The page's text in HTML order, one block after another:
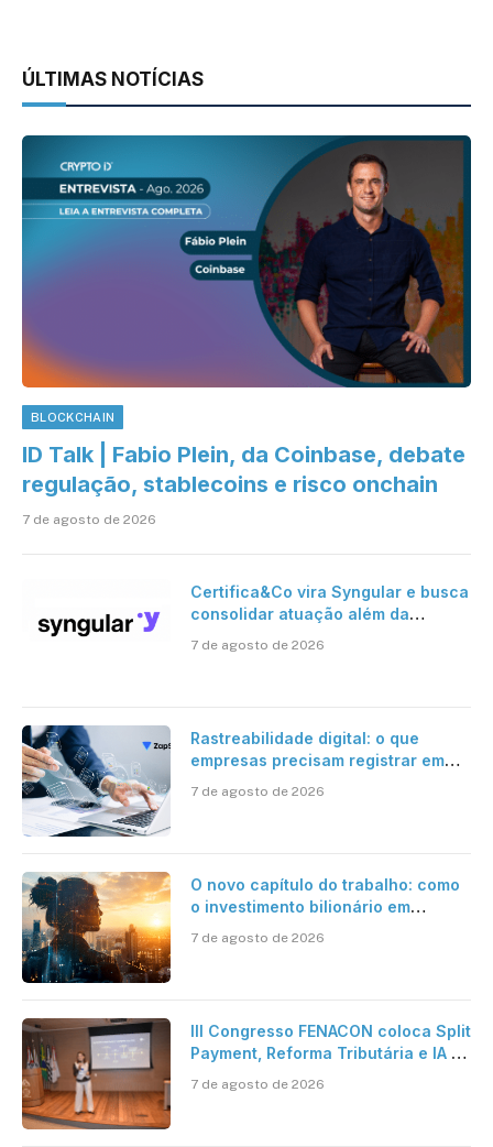
ÚLTIMAS NOTÍCIAS
BLOCKCHAIN
ID Talk | Fabio Plein, da Coinbase, debate
regulação, stablecoins e risco onchain
7 de agosto de 2026
Certifica&Co vira Syngular e busca
consolidar atuação além da
7 de agosto de 2026
Rastreabilidade digital: o que
empresas precisam registrar em
7 de agosto de 2026
O novo capítulo do trabalho: como
o investimento bilionário em
verdadeira era da inteligência
7 de agosto de 2026
III Congresso FENACON coloca Split
Payment, Reforma Tributária e IA no
7 de agosto de 2026